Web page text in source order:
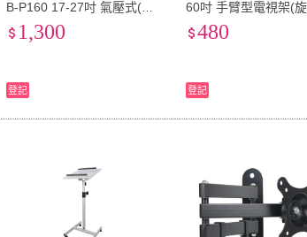
B-P160 17-27吋 氣壓式(雙
屏桌面旋轉架)
1,300
登記
60吋 手臂型電視架(旋
架)480
登記